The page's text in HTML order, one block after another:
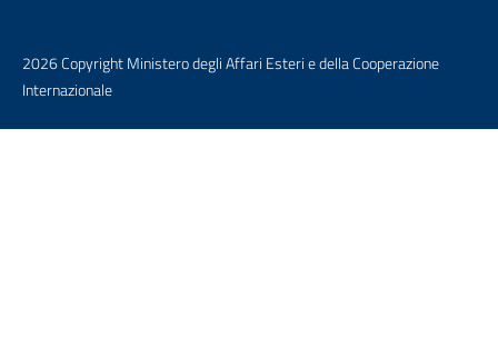
2026 Copyright Ministero degli Affari Esteri e della Cooperazione
Internazionale